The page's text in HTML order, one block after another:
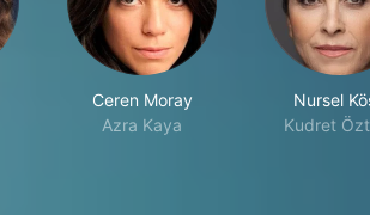
Ceren Moray
Azra Kaya
Nursel
Kudret